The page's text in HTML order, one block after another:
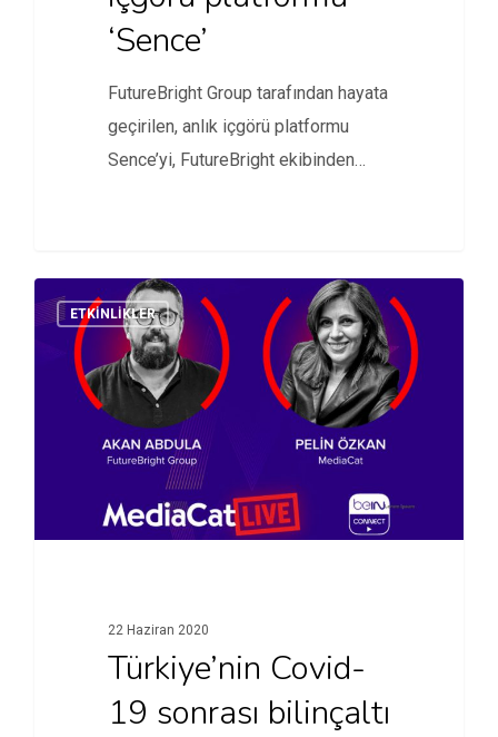
‘Sence’
FutureBright Group tarafından hayata
geçirilen, anlık içgörü platformu
Sence’yi, FutureBright ekibinden
ETKINLIKLER
22 Haziran 2020
Türkiye’nin Covid-
19 sonrası bilinçaltı